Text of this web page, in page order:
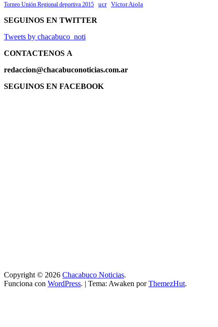
Torneo Unión Regional deportiva 2015 ucr Víctor Aiola
SEGUINOS EN TWITTER
Tweets by chacabuco_noti
CONTACTENOS A
redaccion@chacabuconoticias.com.ar
SEGUINOS EN FACEBOOK
Copyright © 2026 Chacabuco Noticias.
Funciona con WordPress. | Tema: Awaken porThemezHut.